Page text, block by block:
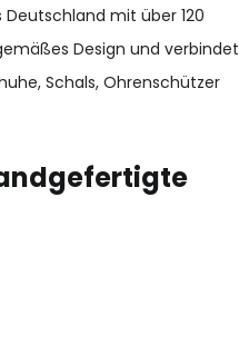
mit über 120
Design und verbindet
Schals, Ohrenschützer